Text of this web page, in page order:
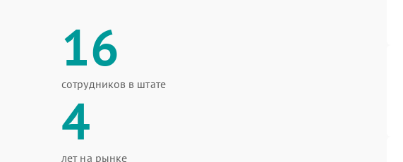
16
сотрудников в штате
4
лет на рынке